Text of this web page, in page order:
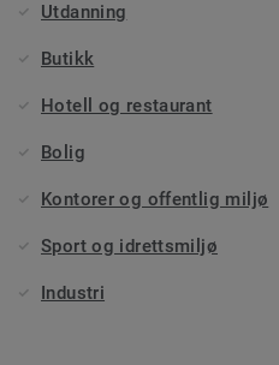
Utdanning
Butikk
Hotell og restaurant
Bolig
Kontorer og offentlig miljø
Sport og idrettsmiljø
Industri